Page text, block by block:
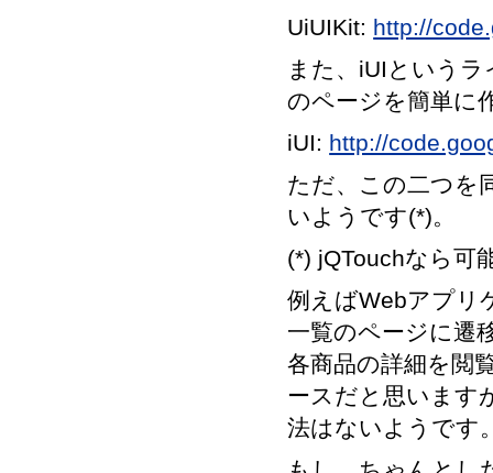
UiUIKit: http://
また、iUIという
のページを簡単に
iUI: http://
ただ、この二つを
いようです(*)。
(*) jQTouchなら
例えばWebアプリ
一覧のページに遷
各商品の詳細を閲
ースだと思います
法はないようです